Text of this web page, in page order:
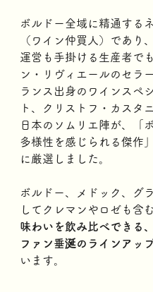
ボルドー全域に精通する
（ワイン仲買人）であり
運営も手掛ける生産者で
ン・リヴィエールのセラ
ランス出身のワインスペ
ト、クリストフ・カスタ
日本のソムリエ陣が、「
多様性を感じられる傑作
に厳選しました。
ボルドー、メドック、グ
してクレマンやロゼも含む
味わいを飲み比べできる
ファン垂涎のラインアッ
います。